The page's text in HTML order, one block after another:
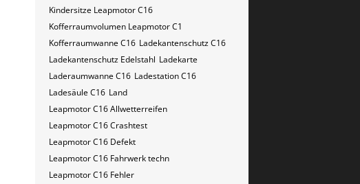
Kindersitze Leapmotor C16
Kofferraumvolumen Leapmotor C1
Kofferraumwanne C16 Ladekantenschutz C16
Ladekantenschutz Edelstahl Ladekarte
Laderaumwanne C16 Ladestation C16
Ladesäule C16 Land
Leapmotor C16 Allwetterreifen
Leapmotor C16 Crashtest
Leapmotor C16 Defekt
Leapmotor C16 Fahrwerk techn
Leapmotor C16 Fehler